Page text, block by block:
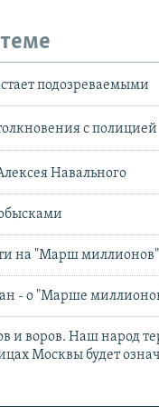
подозреваемыми
с полицией
Навального
на "Марш миллионов"
- о "Марше
и воров. Наш народ
Москвы будет